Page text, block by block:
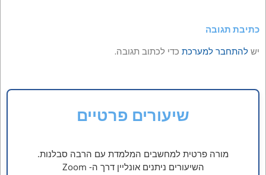
כתיבת תגובה
יש להתחבר למערכת כדי לכתוב תגובה.
שיעורים פרטיים
מורה פרטית למחשבים המלמדת עם הרבה סבלנות.
השיעורים ניתנים אונליין דרך ה- Zoom